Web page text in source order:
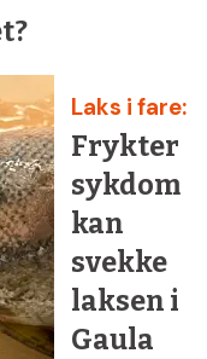
Laks i fare:
Frykter
sykdom
kan
svekke
laksen i
Gaula